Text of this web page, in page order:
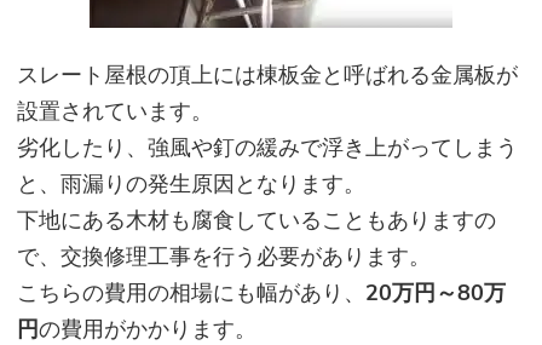
スレート屋根の頂上には棟板金と呼ばれる金属板が
設置されています。
劣化したり、強風や釘の緩みで浮き上がってしまう
と、雨漏りの発生原因となります。
下地にある木材も腐食していることもありますの
で、交換修理工事を行う必要があります。
こちらの費用の相場にも幅があり、 20万円～80万
円の費用がかかります。